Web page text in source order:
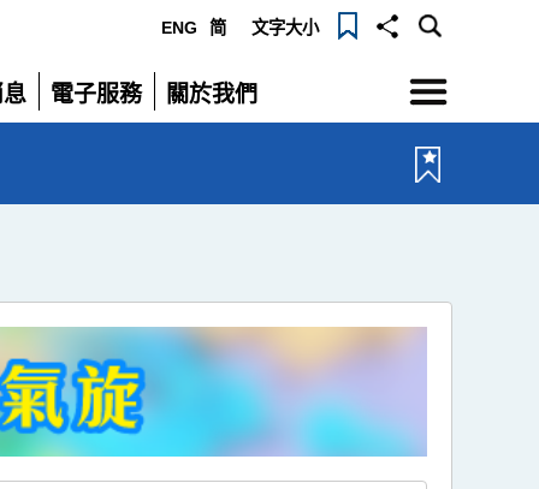
ENG 简 文字大小
電子服務
展
關於我們
展
選
單